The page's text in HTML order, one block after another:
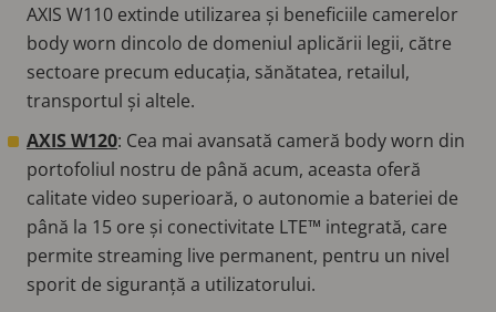
AXIS W110 extinde utilizarea și beneficiile camerelor
body worn dincolo de domeniul aplicării legii, către
sectoare precum educația, sănătatea, retailul,
transportul și altele.
AXIS W120: Cea mai avansată cameră body worn din
portofoliul nostru de până acum, aceasta oferă
calitate video superioară, o autonomie a bateriei de
până la 15 ore și conectivitate LTE™ integrată, care
permite streaming live permanent, pentru un nivel
sporit de siguranță a utilizatorului.